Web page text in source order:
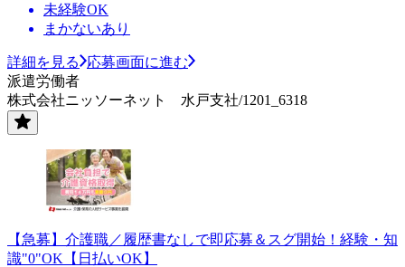
未経験OK
まかないあり
詳細を見る
応募画面に進む
派遣労働者
株式会社ニッソーネット 水戸支社/1201_6318
【急募】介護職／履歴書なしで即応募＆スグ開始！経験・知
識"0"OK【日払いOK】